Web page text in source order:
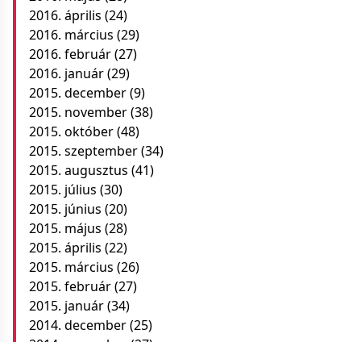
2016. április (24)
2016. március (29)
2016. február(27)
2016. január(29)
2015. december(9)
2015. november(38)
2015. október(48)
2015. szeptember(34)
2015. augusztus (41)
2015. július (30)
2015. június (20)
2015. május (28)
2015. április (22)
2015. március (26)
2015. február(27)
2015. január(34)
2014. december(25)